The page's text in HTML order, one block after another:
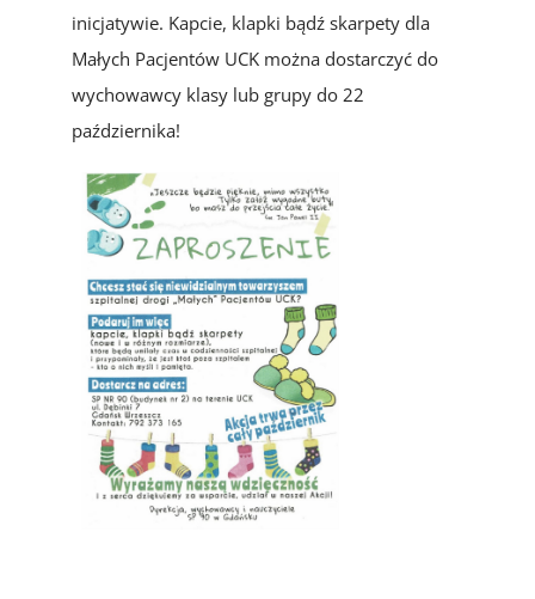
inicjatywie. Kapcie, klapki bądź skarpety dla
Małych Pacjentów UCK można dostarczyć do
wychowawcy klasy lub grupy do 22
października!